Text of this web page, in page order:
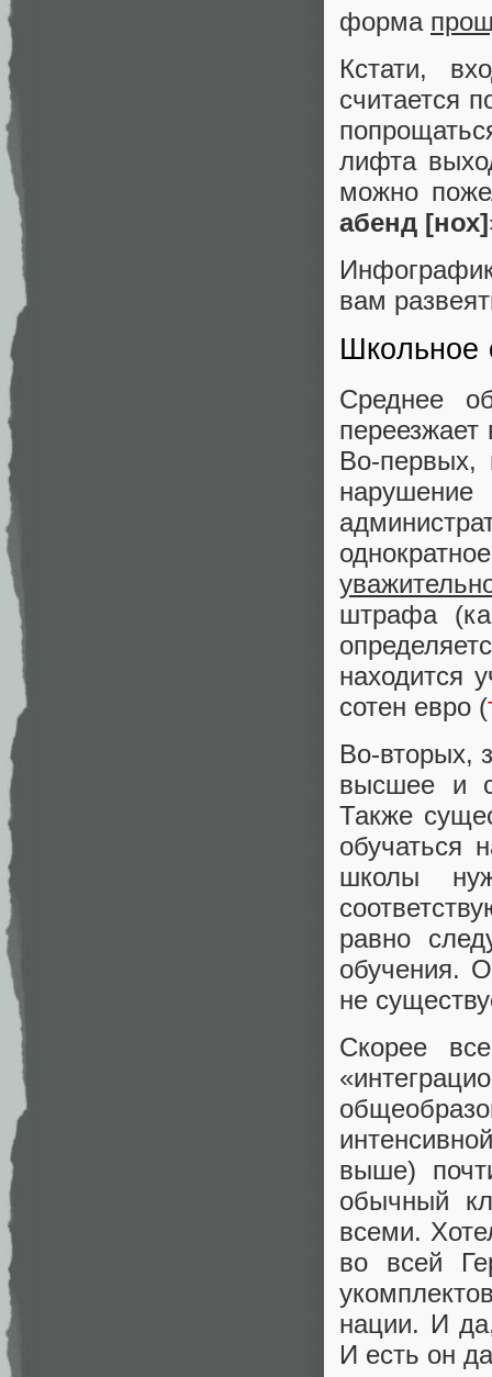
форма
Кстати,
считается
лифта
можно
абенд [нох]
вам
Школьное
Среднее
Во-первых,
штрафа
находится
сотен евро (
Во-вторых,
высшее и
Также
обучаться
школы
равно
обучения.
не
Скорее
выше)
обычный
всеми.
во всей
нации. И
И есть он